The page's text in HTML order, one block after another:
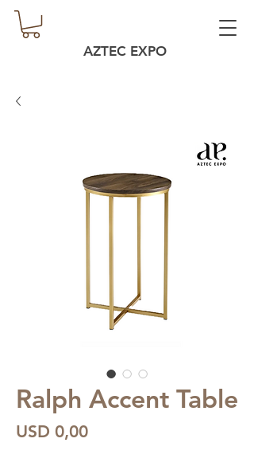
AZTEC EXPO
Ralph Accent Table
USD 0,00Price